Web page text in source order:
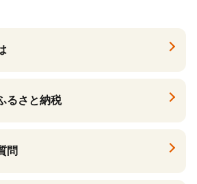
るさと納税
問